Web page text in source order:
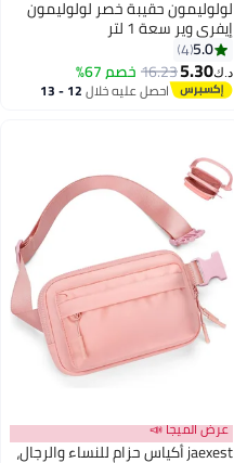
6
لولوليمون حقيبة خصر لولوليمون
إيفري وير سعة 1 لتر
5.0
4
د.ك‏5.30
16.23خصم 67%
احصل عليه خلال 12 - 13
عرض الميجا 📣
jaexest أكياس حزام للنساء والرجال،